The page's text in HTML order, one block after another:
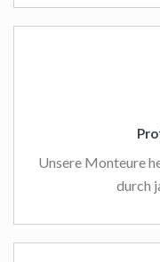
Unsere Monteure
durch